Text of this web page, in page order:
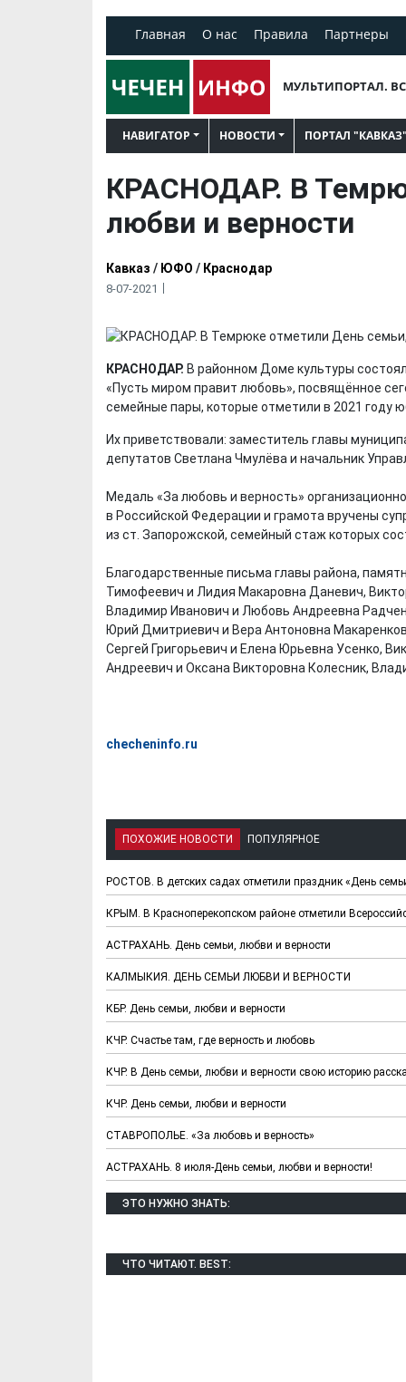
Главная О нас Правила Партнеры
МУЛЬТИПОРТАЛ.
НАВИГАТОР НОВОСТИ ПОРТАЛ "КАВКАЗ"
КРАСНОДАР. В
любви и верности
Кавказ / ЮФО / Краснодар
8-07-2021
КРАСНОДАР. В районном Доме культуры
«Пусть миром правит любовь», посвящённое
семейные пары, которые отметили в 2021 году
Их приветствовали: заместитель главы
депутатов Светлана Чмулёва и начальник
Медаль «За любовь и верность»
в Российской Федерации и грамота вручены
из ст. Запорожской, семейный стаж которых
Благодарственные письма главы района,
Тимофеевич и Лидия Макаровна Даневич,
Владимир Иванович и Любовь Андреевна
Юрий Дмитриевич и Вера Антоновна
Сергей Григорьевич и Елена Юрьевна Усенко,
Андреевич и Оксана Викторовна Колесник,
checheninfo.ru
ПОХОЖИЕ НОВОСТИ ПОПУЛЯРНОЕ
РОСТОВ. В детских садах отметили праздник «День
КРЫМ. В Красноперекопском районе отметили
АСТРАХАНЬ. День семьи, любви и верности
КАЛМЫКИЯ. ДЕНЬ СЕМЬИ ЛЮБВИ И ВЕРНОСТИ
КБР. День семьи, любви и верности
КЧР. Счастье там, где верность и любовь
КЧР. В День семьи, любви и верности свою историю
КЧР. День семьи, любви и верности
СТАВРОПОЛЬЕ. «За любовь и верность»
АСТРАХАНЬ. 8 июля-День семьи, любви и верности!
ЭТО НУЖНО ЗНАТЬ:
ЧТО ЧИТАЮТ. BEST: